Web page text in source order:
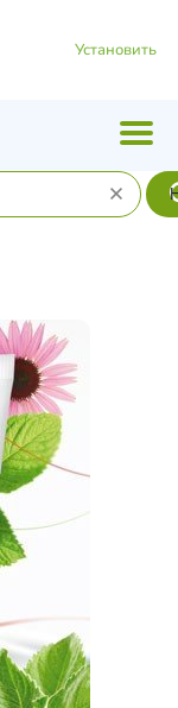
Установить